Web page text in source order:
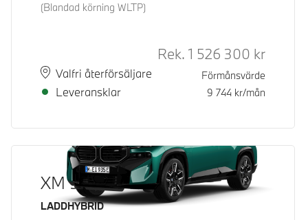
(Blandad körning WLTP)
PlatsValfri återförsäljare
Leveranstid
Leveransklar
Rek.
Rek. 1 526 300 kr
Förmånsvärde
9 744 kr/mån
XM 50e
Bränsle
LADDHYBRID